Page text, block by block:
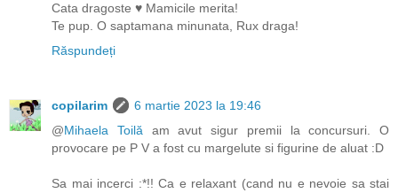
Cata dragoste ♥ Mamicile merita!
Te pup. O saptamana minunata, Rux draga!
Răspundeți
copilarim
6 martie 2023 la 19:46
@Mihaela Toilăam avut sigur premii la concursuri. O
provocare pe P V a fost cu margelute si figurine de aluat :D
Sa mai incerci :*!! Ca e relaxant (cand nu e nevoie sa stai